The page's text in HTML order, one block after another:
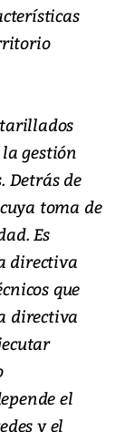
gestión
Detrás de
toma de
Es
directiva
que
directiva
el
y el